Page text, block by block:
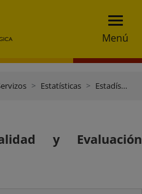
Menú
Estatísticas Estadísticas de Calidad y Evaluación Ambiental
y Evaluación